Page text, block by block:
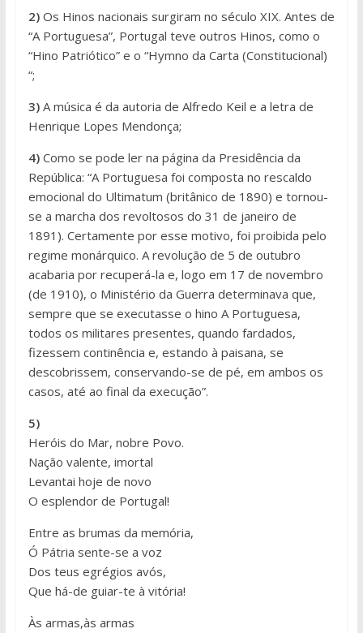
2)Os Hinos nacionais surgiram no século XIX. Antes de
“A Portuguesa”, Portugal teve outros Hinos, como o
“Hino Patriótico” e o “Hymno da Carta (Constitucional)
“;
3)A música é da autoria de Alfredo Keil e a letra de
Henrique Lopes Mendonça;
4)Como se pode ler na página da Presidência da
República: “A Portuguesa foi composta no rescaldo
emocional do Ultimatum (britânico de 1890) e tornou-
se a marcha dos revoltosos do 31 de janeiro de
1891). Certamente por esse motivo, foi proibida pelo
regime monárquico. A revolução de 5 de outubro
acabaria por recuperá-la e, logo em 17 de novembro
(de 1910), o Ministério da Guerra determinava que,
sempre que se executasse o hino A Portuguesa,
todos os militares presentes, quando fardados,
fizessem continência e, estando à paisana, se
descobrissem, conservando-se de pé, em ambos os
casos, até ao final da execução”.
5)
Heróis do Mar, nobre Povo.
Nação valente, imortal
Levantai hoje de novo
O esplendor de Portugal!
Entre as brumas da memória,
Ó Pátria sente-se a voz
Dos teus egrégios avós,
Que há-de guiar-te à vitória!
Às armas,às armas